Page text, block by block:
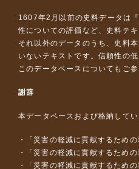
1607年2月以前の史料データは『
性についての評価など、史料テ
それ以外のデータのうち、史料
いないテキストです。信頼性の
このデータベースについて もご
謝辞
本データベースおよび格納して
「災害の軽減に貢献するため
「災害の軽減に貢献するため
「災害の軽減に貢献するため